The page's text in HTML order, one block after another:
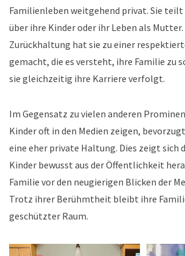
Familienleben weitgehend privat. Sie
über ihre Kinder oder ihr Leben als Mutter.
Zurückhaltung hat sie zu einer
gemacht, die es versteht, ihre Familie zu
sie gleichzeitig ihre Karriere verfolgt.
Im Gegensatz zu vielen anderen
Kinder oft in den Medien zeigen,
eine eher private Haltung. Dies zeigt sich
Kinder bewusst aus der Öffentlichkeit
Familie vor den neugierigen Blicken der
Trotz ihrer Berühmtheit bleibt ihre
geschützter Raum.